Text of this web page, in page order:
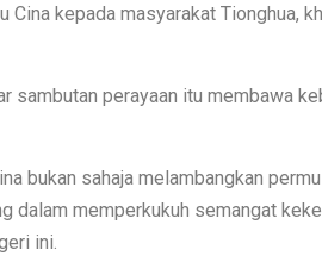
Cina kepada masyarakat Tionghua,
sambutan perayaan itu membawa
bukan sahaja melambangkan
dalam memperkukuh semangat
ini.